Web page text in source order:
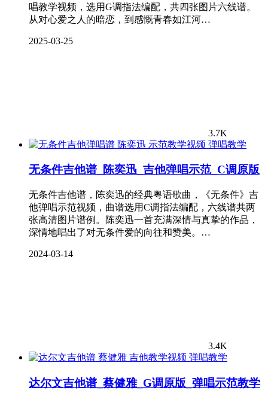
唱教学视频，选用G调指法编配，共四张图片六线谱。
从对心爱之人的暗恋，到感慨青春如江河…
2025-03-25
3.7K
弹唱教学
无条件吉他谱_陈奕迅_吉他弹唱示范_C调原版
无条件吉他谱，陈奕迅的经典粤语歌曲，《无条件》吉
他弹唱示范视频，曲谱选用C调指法编配，六线谱共两
张高清图片谱例。陈奕迅一首充满深情与真挚的作品，
深情地唱出了对无条件爱的向往和赞美。…
2024-03-14
3.4K
弹唱教学
达尔文吉他谱_蔡健雅_G调原版_弹唱示范教学